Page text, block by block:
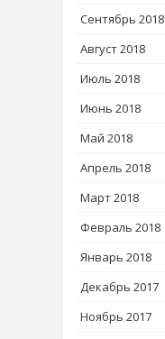
Сентябрь 2018
Август 2018
Июль 2018
Июнь 2018
Май 2018
Апрель 2018
Март 2018
Февраль 2018
Январь 2018
Декабрь 2017
Ноябрь 2017